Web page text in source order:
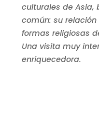
culturales de Asia,
común: su
formas religiosas
Una visita muy
enriquecedora.